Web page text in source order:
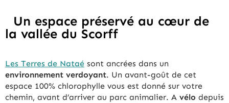
Un espace préservé au cœur de
la vallée du Scorff
Les Terres de Nataé sont ancrées dans un
environnement verdoyant. Un avant-goût de cet
espace 100% chlorophylle vous est donné sur votre
chemin, avant d’arriver au parc animalier. A vélo depuis